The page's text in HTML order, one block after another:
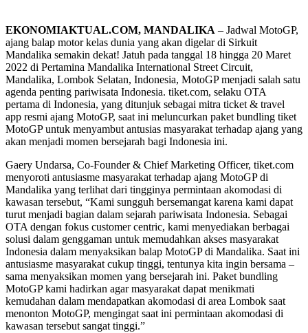
EKONOMIAKTUAL.COM, MANDALIKA – Jadwal MotoGP,
ajang balap motor kelas dunia yang akan digelar di Sirkuit
Mandalika semakin dekat! Jatuh pada tanggal 18 hingga 20 Maret
2022 di Pertamina Mandalika International Street Circuit,
Mandalika, Lombok Selatan, Indonesia, MotoGP menjadi salah satu
agenda penting pariwisata Indonesia. tiket.com, selaku OTA
pertama di Indonesia, yang ditunjuk sebagai mitra ticket & travel
app resmi ajang MotoGP, saat ini meluncurkan paket bundling tiket
MotoGP untuk menyambut antusias masyarakat terhadap ajang yang
akan menjadi momen bersejarah bagi Indonesia ini.
Gaery Undarsa, Co-Founder & Chief Marketing Officer, tiket.com
menyoroti antusiasme masyarakat terhadap ajang MotoGP di
Mandalika yang terlihat dari tingginya permintaan akomodasi di
kawasan tersebut, “Kami sungguh bersemangat karena kami dapat
turut menjadi bagian dalam sejarah pariwisata Indonesia. Sebagai
OTA dengan fokus customer centric, kami menyediakan berbagai
solusi dalam genggaman untuk memudahkan akses masyarakat
Indonesia dalam menyaksikan balap MotoGP di Mandalika. Saat ini
antusiasme masyarakat cukup tinggi, tentunya kita ingin bersama –
sama menyaksikan momen yang bersejarah ini. Paket bundling
MotoGP kami hadirkan agar masyarakat dapat menikmati
kemudahan dalam mendapatkan akomodasi di area Lombok saat
menonton MotoGP, mengingat saat ini permintaan akomodasi di
kawasan tersebut sangat tinggi.”